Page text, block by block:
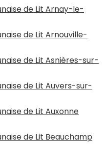
de Lit Arnay-le-
de Lit Arnouville-
de Lit Asnières-sur-
de Lit Auvers-sur-
de Lit Auxonne
de Lit Beauchamp